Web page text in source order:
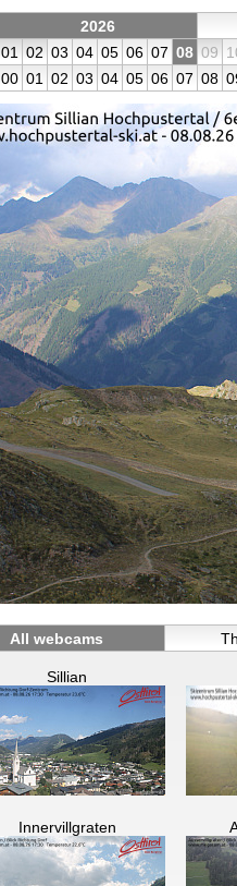
2026
01 02 03 04 05 06 07 08 09
00 01 02 03 04 05 06 07 08
All webcams
Sillian
Innervillgraten